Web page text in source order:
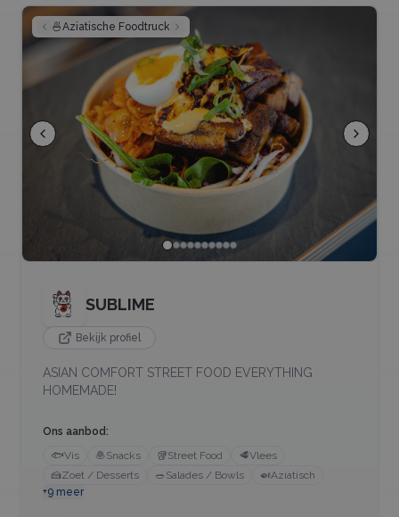
🍜Aziatische Foodtruck
SUBLIME
Bekijk profiel
ASIAN COMFORT STREET FOOD EVERYTHING
HOMEMADE!
Ons aanbod:
🐟Vis 🧆Snacks 🥡Street Food 🥩Vlees
🍰Zoet / Desserts 🥗Salades / Bowls 🍛Aziatisch
+9 meer